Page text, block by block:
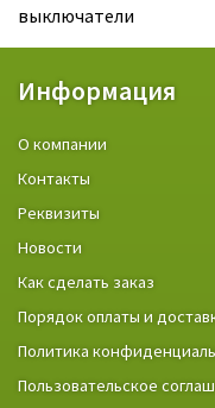
выключатели
Информация
О компании
Контакты
Реквизиты
Новости
Как сделать заказ
Порядок оплаты и
Политика
Пользовательское